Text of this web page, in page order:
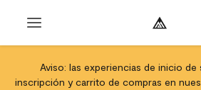
Aviso: las experiencias de inicio de
inscripción y carrito de compras en